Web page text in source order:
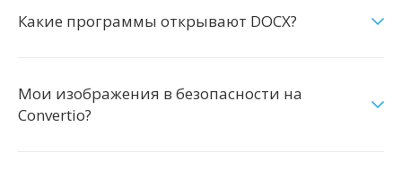
Какие программы открывают DOCX?
Мои изображения в безопасности на
Convertio?